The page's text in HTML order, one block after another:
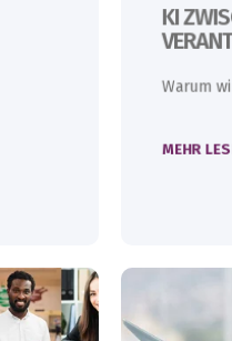
KI
Warum
MEHR